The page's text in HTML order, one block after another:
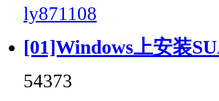
ly871108
[01]Windows上安装
54373